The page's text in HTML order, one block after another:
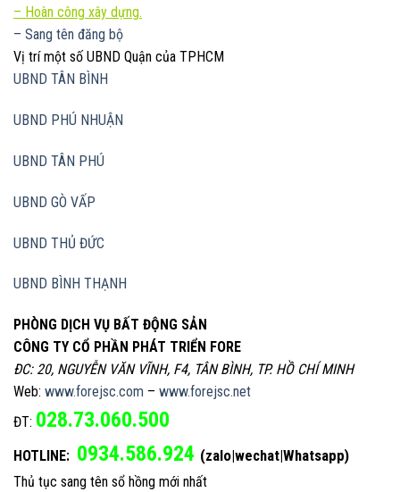
– Hoàn công xây dựng.
– Sang tên đăng bộ
Vị trí một số UBND Quận của TPHCM
UBND TÂN BÌNH
UBND PHÚ NHUẬN
UBND TÂN PHÚ
UBND GÒ VẤP
UBND THỦ ĐỨC
UBND BÌNH THẠNH
PHÒNG DỊCH VỤ BẤT ĐỘNG SẢN
CÔNG TY CỔ PHẦN PHÁT TRIỂN FORE
ĐC: 20, NGUYỄN VĂN VĨNH, F4, TÂN BÌNH, TP. HỒ CHÍ MINH
Web: www.forejsc.com – www.forejsc.net
ĐT: 028.73.060.500
HOTLINE: 0934.586.924 (zalo|wechat|Whatsapp)
Thủ tục sang tên sổ hồng mới nhất